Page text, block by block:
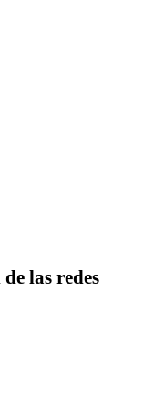
las redes